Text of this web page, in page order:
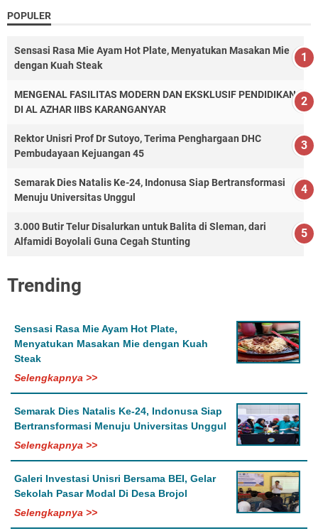
POPULER
Sensasi Rasa Mie Ayam Hot Plate, Menyatukan Masakan Mie
dengan Kuah Steak
MENGENAL FASILITAS MODERN DAN EKSKLUSIF PENDIDIKAN
DI AL AZHAR IIBS KARANGANYAR
Rektor Unisri Prof Dr Sutoyo, Terima Penghargaan DHC
Pembudayaan Kejuangan 45
Semarak Dies Natalis Ke-24, Indonusa Siap Bertransformasi
Menuju Universitas Unggul
3.000 Butir Telur Disalurkan untuk Balita di Sleman, dari
Alfamidi Boyolali Guna Cegah Stunting
Trending
Sensasi Rasa Mie Ayam Hot Plate,
Menyatukan Masakan Mie dengan Kuah
Steak
Selengkapnya >>
Semarak Dies Natalis Ke-24, Indonusa Siap
Bertransformasi Menuju Universitas Unggul
Selengkapnya >>
Galeri Investasi Unisri Bersama BEI, Gelar
Sekolah Pasar Modal Di Desa Brojol
Selengkapnya >>